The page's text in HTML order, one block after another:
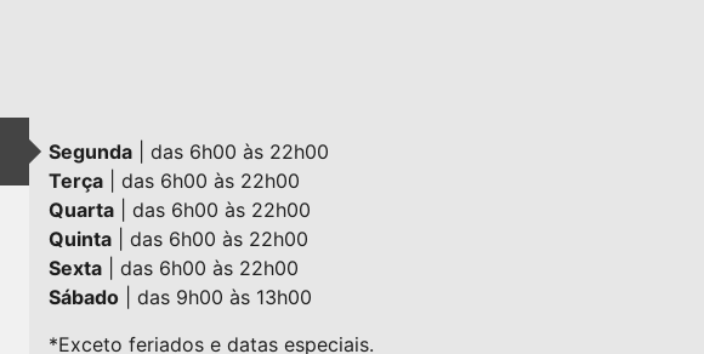
Segunda | das 6h00 às 22h00
Terça | das 6h00 às 22h00
Quarta | das 6h00 às 22h00
Quinta | das 6h00 às 22h00
Sexta | das 6h00 às 22h00
Sábado | das 9h00 às 13h00
*Exceto feriados e datas especiais.